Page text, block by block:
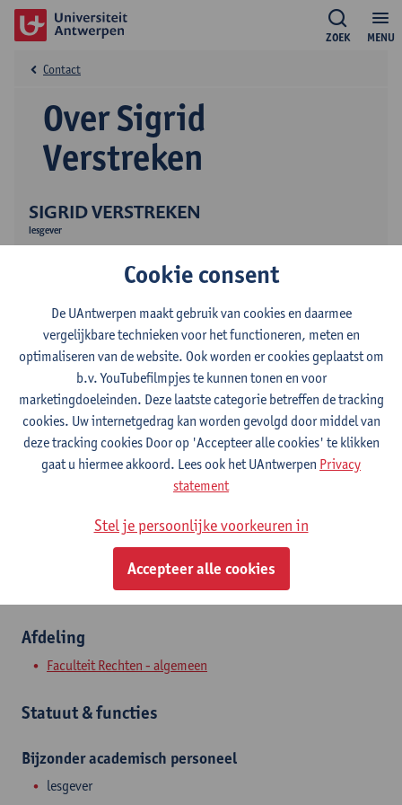
MENU
ZOEK
SIGRID VERSTREKEN
lesgever
Over Sigrid
Verstreken
Contact
Contact
Stadscampus
Venusstraat 23
2000 Antwerpen, BEL
Afdeling
Faculteit Rechten - algemeen
Statuut & functies
Bijzonder academisch personeel
lesgever
Cookie consent
De UAntwerpen maakt gebruik van cookies en daarmee
vergelijkbare technieken voor het functioneren, meten en
optimaliseren van de website. Ook worden er cookies geplaatst om
b.v. YouTubefilmpjes te kunnen tonen en voor
marketingdoeleinden. Deze laatste categorie betreffen de tracking
cookies. Uw internetgedrag kan worden gevolgd door middel van
deze tracking cookies Door op 'Accepteer alle cookies' te klikken
gaat u hiermee akkoord. Lees ook het UAntwerpen Privacy
statement
Stel je persoonlijke voorkeuren in
Accepteer alle cookies